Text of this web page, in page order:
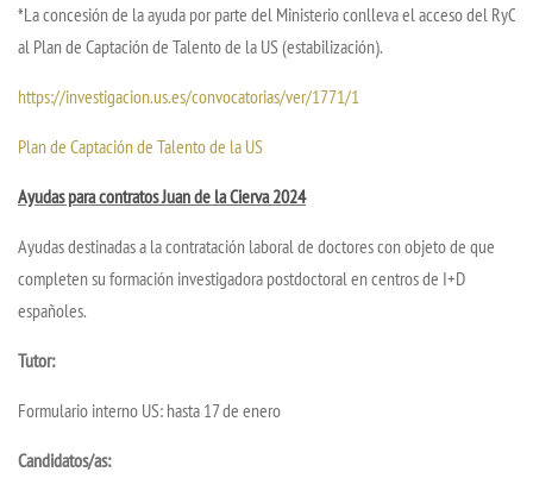
*La concesión de la ayuda por parte del Ministerio conlleva el acceso del RyC
al Plan de Captación de Talento de la US (estabilización).
https://investigacion.us.es/convocatorias/ver/1771/1
Plan de Captación de Talento de la US
Ayudas para contratos Juan de la Cierva 2024
Ayudas destinadas a la contratación laboral de doctores con objeto de que
completen su formación investigadora postdoctoral en centros de I+D
españoles.
Tutor:
Formulario interno US: hasta 17 de enero
Candidatos/as: